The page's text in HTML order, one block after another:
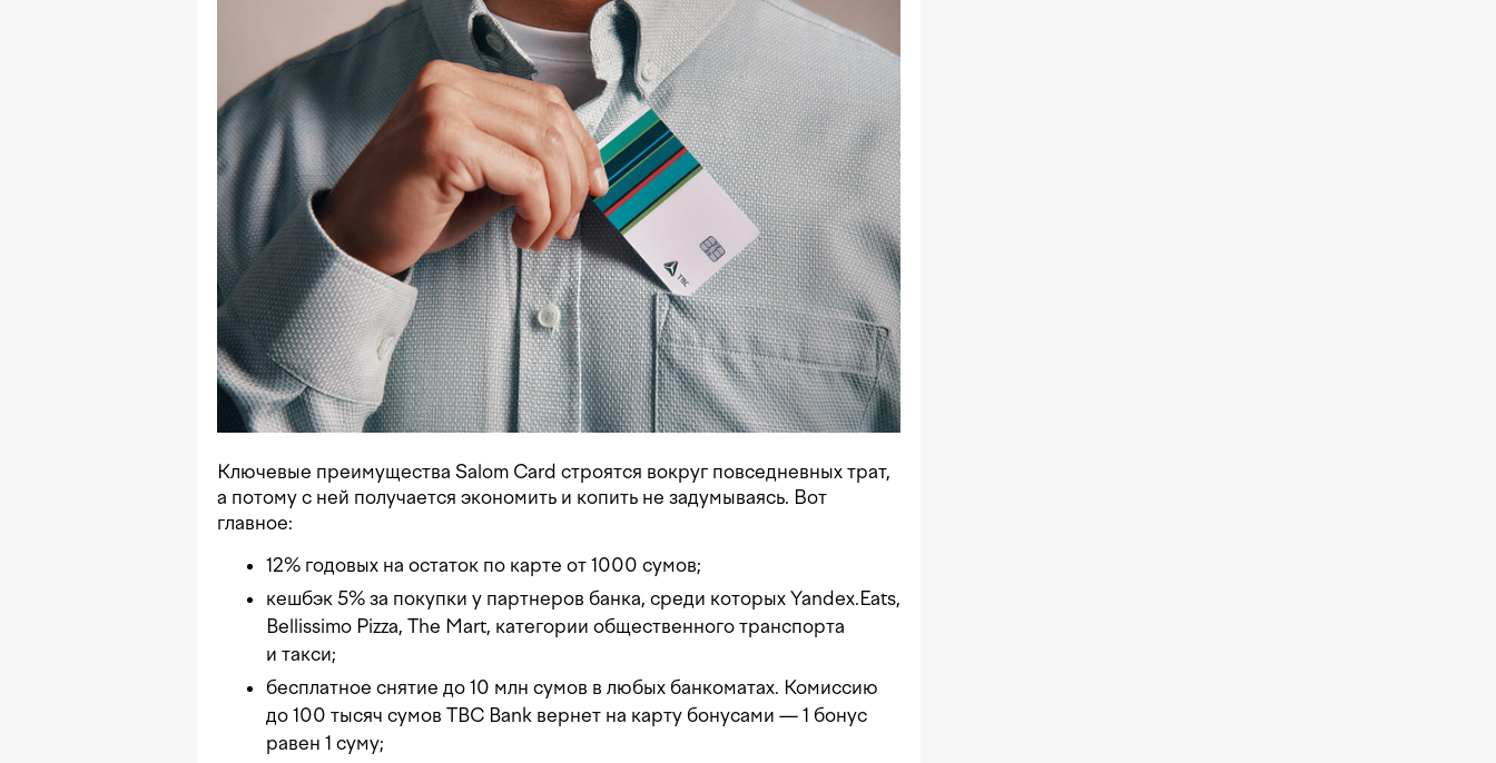
Ключевые преимущества Salom Card строятся вокруг повседневных трат,
а потому с ней получается экономить и копить не задумываясь. Вот
главное:
12% годовых на остаток по карте от 1000 сумов;
кешбэк 5% за покупки у партнеров банка, среди которых Yandex.Eats,
Bellissimo Pizza, The Mart, категории общественного транспорта
и такси;
бесплатное снятие до 10 млн сумов в любых банкоматах. Комиссию
до 100 тысяч сумов TBC Bank вернет на карту бонусами — 1 бонус
равен 1 суму;